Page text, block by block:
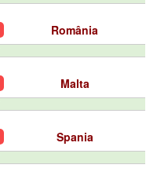
România
Malta
Spania